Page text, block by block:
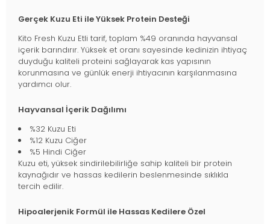
Gerçek Kuzu Eti ile Yüksek Protein Desteği
Kito Fresh Kuzu Etli tarif, toplam %49 oranında hayvansal
içerik barındırır. Yüksek et oranı sayesinde kedinizin ihtiyaç
duyduğu kaliteli proteini sağlayarak kas yapısının
korunmasına ve günlük enerji ihtiyacının karşılanmasına
yardımcı olur.
Hayvansal İçerik Dağılımı
%32 Kuzu Eti
%12 Kuzu Ciğer
%5 Hindi Ciğer
Kuzu eti, yüksek sindirilebilirliğe sahip kaliteli bir protein
kaynağıdır ve hassas kedilerin beslenmesinde sıklıkla
tercih edilir.
Hipoalerjenik Formül ile Hassas Kedilere Özel